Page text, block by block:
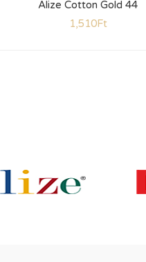
Alize Cotton Gold 44
1,510Ft